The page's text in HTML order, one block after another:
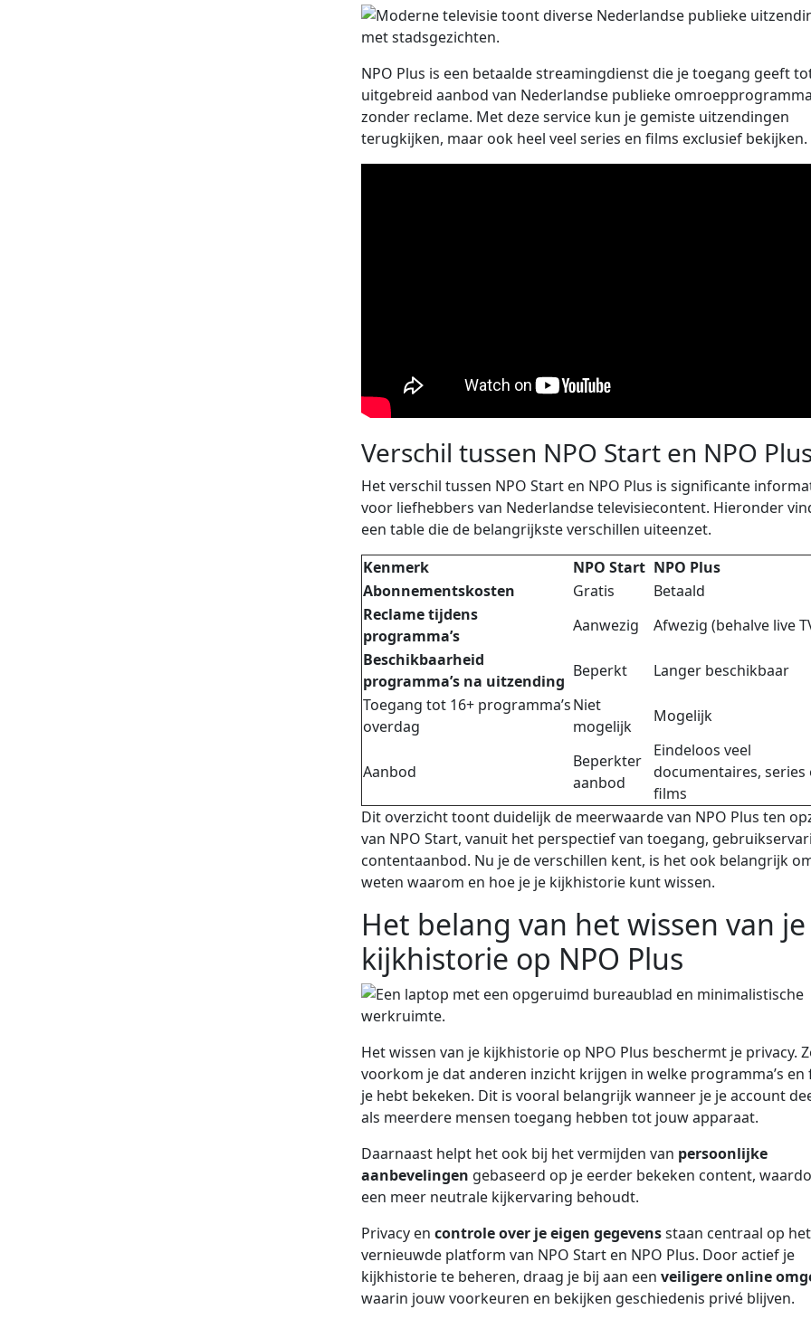
NPO Plus is een betaalde streamingdienst die je toegang geeft
uitgebreid aanbod van Nederlandse publieke
zonder reclame. Met deze service kun je gemiste uitzendingen
terugkijken, maar ook heel veel series en films exclusief bekijken.
Verschil tussen NPO Start en NPO
Het verschil tussen NPO Start en NPO Plus is significante
voor liefhebbers van Nederlandse televisiecontent. Hieronder
een table die de belangrijkste verschillen uiteenzet.
Kenmerk
NPO Start NPO Plus
Abonnementskosten
Gratis
Betaald
Reclame tijdens
programma’s
Aanwezig
Afwezig (behalve live
Beschikbaarheid
programma’s na uitzending
Beperkt
Langer beschikbaar
Toegang tot 16+ programma’s
overdag
Niet
mogelijk
Mogelijk
Aanbod
Beperkter
aanbod
Eindeloos veel
documentaires, series
films
Dit overzicht toont duidelijk de meerwaarde van NPO Plus ten
van NPO Start, vanuit het perspectief van toegang,
contentaanbod. Nu je de verschillen kent, is het ook belangrijk
weten waarom en hoe je je kijkhistorie kunt wissen.
Het belang van het wissen van je
kijkhistorie op NPO Plus
Het wissen van je kijkhistorie op NPO Plus beschermt je privacy.
voorkom je dat anderen inzicht krijgen in welke programma’s en
je hebt bekeken. Dit is vooral belangrijk wanneer je je account
als meerdere mensen toegang hebben tot jouw apparaat.
Daarnaast helpt het ook bij het vermijden van persoonlijke
aanbevelingen gebaseerd op je eerder bekeken content,
een meer neutrale kijkervaring behoudt.
Privacy en controle over je eigen gegevensstaan centraal op het
vernieuwde platform van NPO Start en NPO Plus. Door actief je
kijkhistorie te beheren, draag je bij aan een veiligere online
waarin jouw voorkeuren en bekijken geschiedenis privé blijven.